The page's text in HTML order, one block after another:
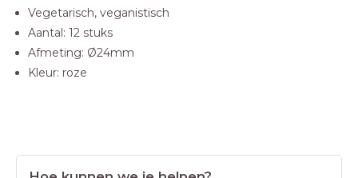
Vegetarisch, veganistisch
Aantal: 12 stuks
Afmeting: Ø24mm
Kleur: roze